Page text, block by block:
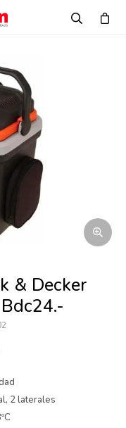
& Decker
2 laterales